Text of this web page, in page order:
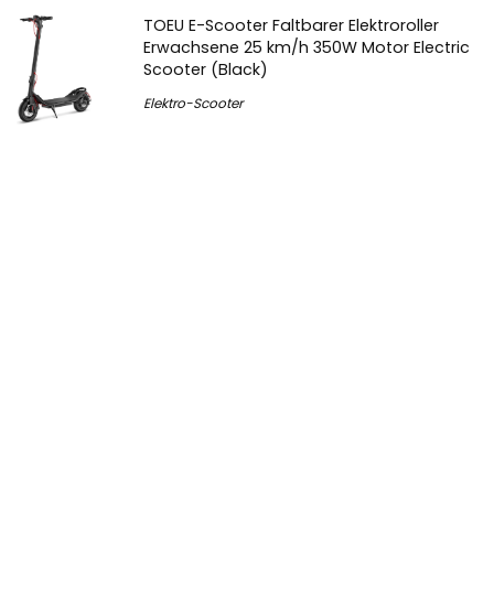
TOEU E-Scooter Faltbarer Elektroroller
Erwachsene 25 km/h 350W Motor Electric
Scooter (Black)
Elektro-Scooter